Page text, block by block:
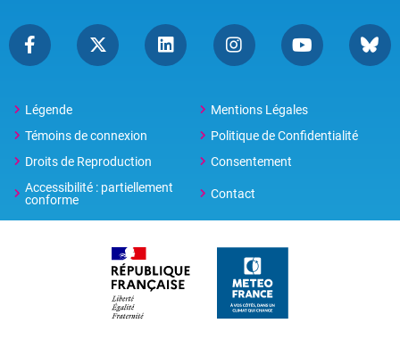
Légende
Mentions Légales
Témoins de connexion
Politique de Confidentialité
Droits de Reproduction
Consentement
Accessibilité : partiellement
conforme
Contact